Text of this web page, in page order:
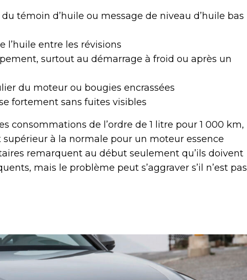
témoin d’huile ou message de niveau d’huile bas
l’huile entre les révisions
surtout au démarrage à froid ou après un
du moteur ou bougies encrassées
fortement sans fuites visibles
consommations de l’ordre de 1 litre pour 1 000 km,
supérieur à la normale pour un moteur essence
remarquent au début seulement qu’ils doivent
mais le problème peut s’aggraver s’il n’est pas